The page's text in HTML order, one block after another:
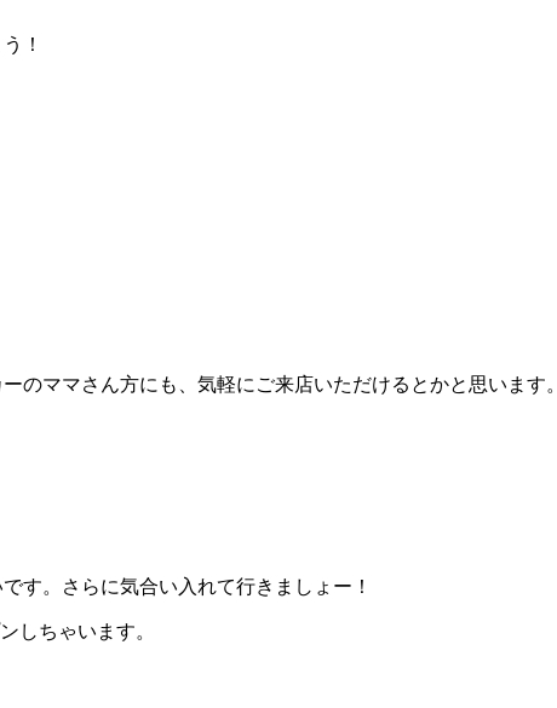
！
のママさん方にも、気軽にご来店いただけるとかと思います。
す。さらに気合い入れて行きましょー！
しちゃいます。